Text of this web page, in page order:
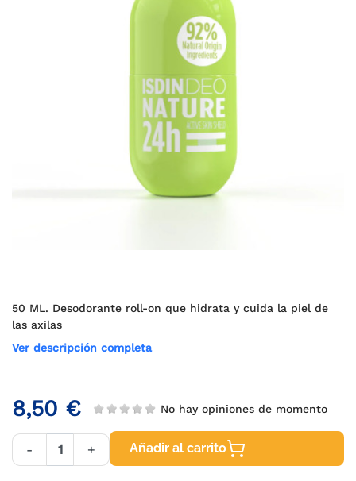
50 ML. Desodorante roll-on que hidrata y cuida la piel de
las axilas
Ver descripción completa
8,50 € No hay opiniones de momento
- + Añadir al carrito